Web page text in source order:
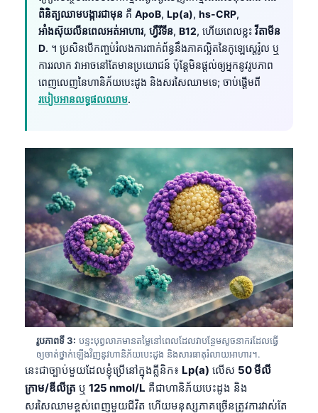
ពិនិត្យឈាមបង្ការជាមុន គឺ ApoB, Lp(a), hs-CRP,
អាំងស៊ុយលីនពេលអត់អាហារ, ហ្វឺរីទីន, B12, ហើយពេលខ្លះវីតាមីន
D. ។ ប្រសិនបើកញ្ចប់រំលងការពាក់ព័ន្ធនឹងភាគល្អិតនៃកូឡេស្តេរ៉ូល ឬ
ការរលាក វាអាចនៅតែមានប្រយោជន៍ ប៉ុន្តែមិនផ្តល់ឲ្យអ្នកនូវរូបភាព
ពេញលេញនៃហានិភ័យបេះដូង និងសរសៃឈាមទេ; ចាប់ផ្តើមពី
របៀបអានលទ្ធផលឈាម.
រូបភាពទី 3: បន្ទះបុព្វលាភមានតម្លៃនៅពេលដែលវាបន្ថែមសូចនាករដែលធ្វើ
ឲ្យចាត់ថ្នាក់ឡើងវិញនូវហានិភ័យបេះដូង និងសារធាតុរំលាយអាហារ។.
នេះជាច្បាប់មួយដែលខ្ញុំប្រើនៅក្នុងគ្លីនិក៖ Lp(a) លើស 50 មីលី
ក្រាម/ឌីលីត្រ ឬ 125 nmol/L គឺជាហានិភ័យបេះដូង និង
សរសៃឈាមខ្ពស់ពេញមួយជីវិត ហើយមនុស្សភាគច្រើនត្រូវការវាស់តែ